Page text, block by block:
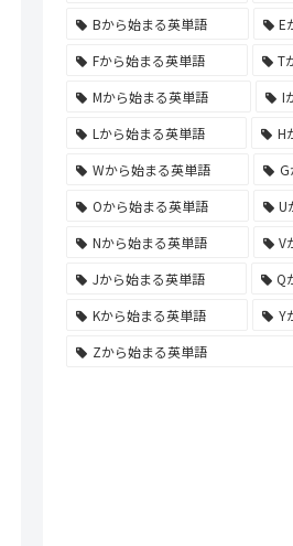
Bから始まる英単語
E
Fから始まる英単語
T
Mから始まる英単語
I
Lから始まる英単語
H
Wから始まる英単語
G
Oから始まる英単語
U
Nから始まる英単語
V
Jから始まる英単語
Q
Kから始まる英単語
Y
Zから始まる英単語